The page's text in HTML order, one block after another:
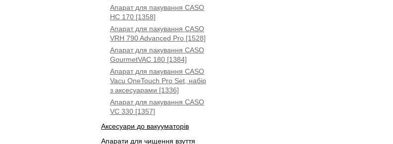
Апарат для пакування CASO
HC 170 [1358]
Апарат для пакування CASO
VRH 790 Advanced Pro [1528]
Апарат для пакування CASO
GourmetVAC 180 [1384]
Апарат для пакування CASO
Vacu OneTouch Pro Set, набір
з аксесуарами [1336]
Апарат для пакування CASO
VC 330 [1357]
Аксесуари до вакууматорів
Апарати для чищення взуття